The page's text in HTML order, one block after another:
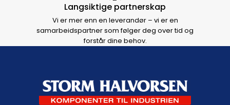
Langsiktige partnerskap
Vi er mer enn en leverandør – vi er en
samarbeidspartner som følger deg over tid og
forstår dine behov.
Footer navigation